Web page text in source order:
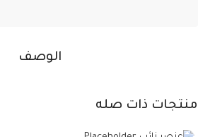
الوصف
منتجات ذات صله